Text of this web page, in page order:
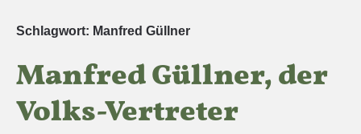
Schlagwort: Manfred Güllner
Manfred Güllner, der
Volks-Vertreter